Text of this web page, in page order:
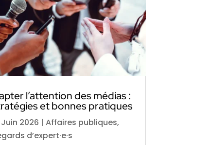
l’attention des médias :
et bonnes pratiques
Juin 2026 | Affaires publiques,
d’expert·e·s